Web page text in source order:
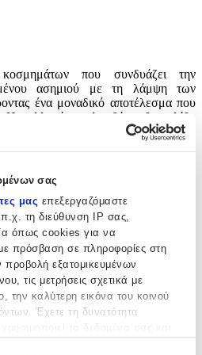
σας
μας επεξεργαζόμαστε
τη διεύθυνση IP σας,
όπως cookies για να
πρόσβαση σε πληροφορίες στη
εξατομικευμένων
τις μετρήσεις σχετικά με
την καλύτερη εικόνα του κοινού
Έχετε τη δυνατότητα
που συνδυάζει την
ασημιού με τη λάμψη των
ένα μοναδικό αποτέλεσμα που
συλλογή περιλαμβάνει δαχτυλίδι,
σχεδιασμένα ώστε να
σε κάθε γυναίκα που τα επιλέγει.
ποιότητα και διαχρονικότητα. Η
κατασκευή το καθιστά ιδανική
δώρο ή για όσες επιθυμούν να
πολυτέλειας στη συλλογή τους.